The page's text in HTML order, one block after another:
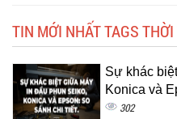
TIN MỚI NHẤT TAGS
Sự khác
Konica và
302